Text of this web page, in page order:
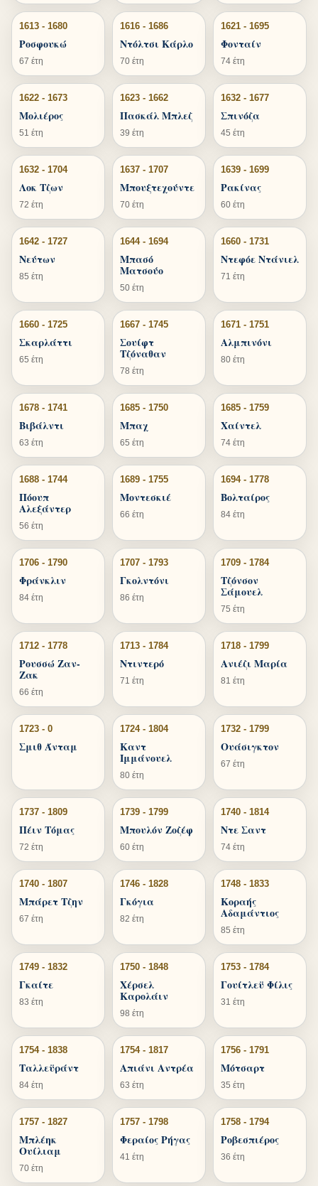
1613 - 1680
Ροσφουκώ
67 έτη
1616 - 1686
Ντόλτσι Κάρλο
70 έτη
1621 - 1695
Φονταίν
74 έτη
1622 - 1673
Μολιέρος
51 έτη
1623 - 1662
Πασκάλ Μπλεζ
39 έτη
1632 - 1677
Σπινόζα
45 έτη
1632 - 1704
Λοκ Τζων
72 έτη
1637 - 1707
Μπουξτεχούντε
70 έτη
1639 - 1699
Ρακίνας
60 έτη
1642 - 1727
Νεύτων
85 έτη
1644 - 1694
Μπασό
Ματσούο
50 έτη
1660 - 1731
Ντεφόε Ντάνιελ
71 έτη
1660 - 1725
Σκαρλάττι
65 έτη
1667 - 1745
Σουίφτ
Τζόναθαν
78 έτη
1671 - 1751
Αλμπινόνι
80 έτη
1678 - 1741
Βιβάλντι
63 έτη
1685 - 1750
Μπαχ
65 έτη
1685 - 1759
Χαίντελ
74 έτη
1688 - 1744
Πόουπ
Αλεξάντερ
56 έτη
1689 - 1755
Μοντεσκιέ
66 έτη
1694 - 1778
Βολταίρος
84 έτη
1706 - 1790
Φράνκλιν
84 έτη
1707 - 1793
Γκολντόνι
86 έτη
1709 - 1784
Τζόνσον
Σάμουελ
75 έτη
1712 - 1778
Ρουσσώ Ζαν-
Ζακ
66 έτη
1713 - 1784
Ντιντερό
71 έτη
1718 - 1799
Ανιέζι Μαρία
81 έτη
1723 - 0
Σμιθ Άνταμ
1724 - 1804
Καντ
Ιμμάνουελ
80 έτη
1732 - 1799
Ουάσιγκτον
67 έτη
1737 - 1809
Πέιν Τόμας
72 έτη
1739 - 1799
Μπουλόν Ζοζέφ
60 έτη
1740 - 1814
Ντε Σαντ
74 έτη
1740 - 1807
Μπάρετ Τζην
67 έτη
1746 - 1828
Γκόγια
82 έτη
1748 - 1833
Κοραής
Αδαμάντιος
85 έτη
1749 - 1832
Γκαίτε
83 έτη
1750 - 1848
Χέρσελ
Καρολάιν
98 έτη
1753 - 1784
Γουίτλεϋ Φίλις
31 έτη
1754 - 1838
Ταλλεϋράντ
84 έτη
1754 - 1817
Απιάνι Αντρέα
63 έτη
1756 - 1791
Μότσαρτ
35 έτη
1757 - 1827
Μπλέηκ
Ουίλιαμ
70 έτη
1757 - 1798
Φεραίος Ρήγας
41 έτη
1758 - 1794
Ροβεσπιέρος
36 έτη